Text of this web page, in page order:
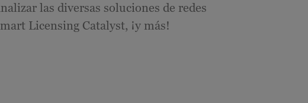
las diversas soluciones de redes
Licensing Catalyst, ¡y más!